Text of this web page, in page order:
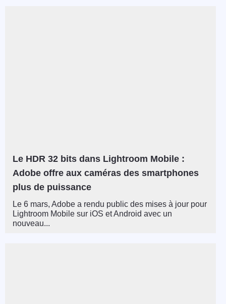
Le HDR 32 bits dans Lightroom Mobile :
Adobe offre aux caméras des smartphones
plus de puissance
Le 6 mars, Adobe a rendu public des mises à jour pour
Lightroom Mobile sur iOS et Android avec un
nouveau...